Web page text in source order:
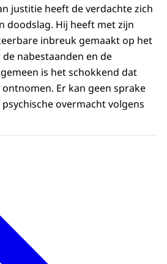
justitie heeft de verdachte zich
doodslag. Hij heeft met zijn
inbreuk gemaakt op het
nabestaanden en de
is het schokkend dat
Er kan geen sprake
overmacht volgens